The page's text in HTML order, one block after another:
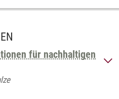
für nachhaltigen